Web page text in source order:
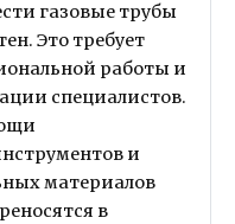
газовые трубы
Это требует
работы и
специалистов.
и
материалов
в